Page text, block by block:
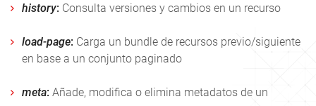
history: Consulta versiones y cambios en un recurso
load-page: Carga un bundle de recursos previo/siguiente
en base a un conjunto paginado
meta: Añade, modifica o elimina metadatos de un